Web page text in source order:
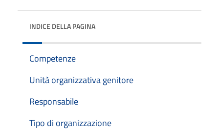
INDICE DELLA PAGINA
Competenze
Unità organizzativa genitore
Responsabile
Tipo di organizzazione